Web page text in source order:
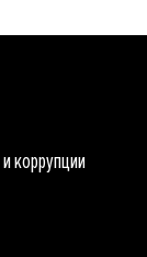
коррупции